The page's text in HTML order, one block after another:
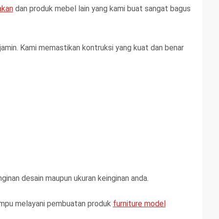
dan produk mebel lain yang kami buat sangat bagus
Kami memastikan kontruksi yang kuat dan benar
desain maupun ukuran keinginan anda.
melayani pembuatan produk furniture model